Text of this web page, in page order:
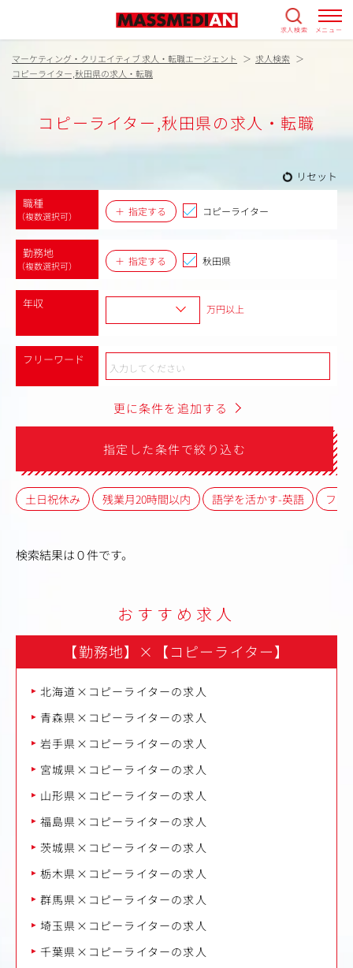
求人検索 メニュー
マーケティング・クリエイティブ 求人・転職エージェント
求人検索
コピーライター,秋田県の求人・転職
コピーライター,秋田県の求人・転職
リセット
職種
（複数選択可） 指定する コピーライター
勤務地
（複数選択可） 指定する 秋田県
年収 万円以上
フリーワード
更に条件を追加する
指定した条件で絞り込む
土日祝休み 残業月20時間以内 語学を活かす-英語 フレ
検索結果は０件です。
おすすめ求人
【勤務地】 × 【コピーライター】
北海道×コピーライターの求人
青森県×コピーライターの求人
岩手県×コピーライターの求人
宮城県×コピーライターの求人
山形県×コピーライターの求人
福島県×コピーライターの求人
茨城県×コピーライターの求人
栃木県×コピーライターの求人
群馬県×コピーライターの求人
埼玉県×コピーライターの求人
千葉県×コピーライターの求人